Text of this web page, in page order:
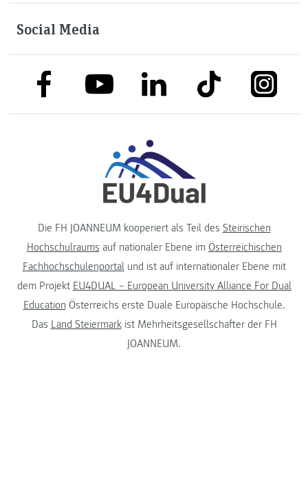
Social Media
link to facebooklink to youtubelink to linkedinlink to tiktok
Die FH JOANNEUM kooperiert als Teil des Steirischen
Hochschulraums auf nationaler Ebene im Österreichischen
Fachhochschulenportalund ist auf internationaler Ebene mit
dem Projekt EU4DUAL – European University Alliance For Dual
Education Österreichs erste Duale Europäische Hochschule.
Das Land Steiermarkist Mehrheitsgesellschafter der FH
JOANNEUM.